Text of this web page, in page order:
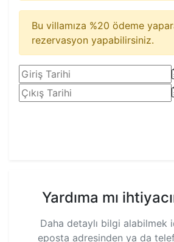
Bu villamıza %20 ödeme
rezervasyon yapabilirsiniz.
Yardıma mı
Daha detaylı bilgi alabilmek
eposta adresinden ya da